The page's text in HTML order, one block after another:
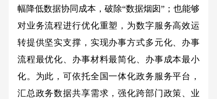
幅降低数据协同成本，破除“数据烟囱”；也能够
对业务流程进行优化重塑，为数字服务高效运
转提供坚实支撑，实现办事方式多元化、办事
流程最优化、办事材料最简化、办事成本最小
化。为此，可依托全国一体化政务服务平台，
汇总政务数据共享需求，强化跨部门政策、业